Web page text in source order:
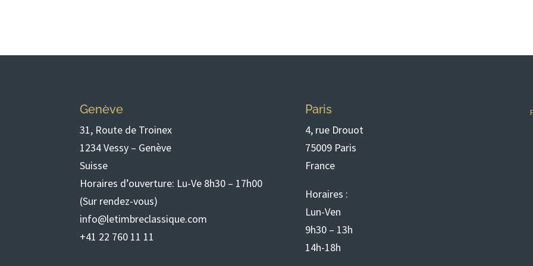
Genève
31, Route de Troinex
1234 Vessy – Genève
Suisse
Horaires d’ouverture: Lu-Ve 8h30 – 17h00
(Sur rendez-vous)
info@letimbreclassique.com
+41 22 760 11 11
Paris
4, rue Drouot
75009 Paris
France
Horaires :
Lun-Ven
9h30 – 13h
14h-18h